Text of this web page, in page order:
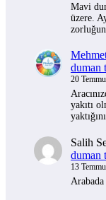
Mavi
üzere.
duman
20
yakıtı
Salih
duman
13